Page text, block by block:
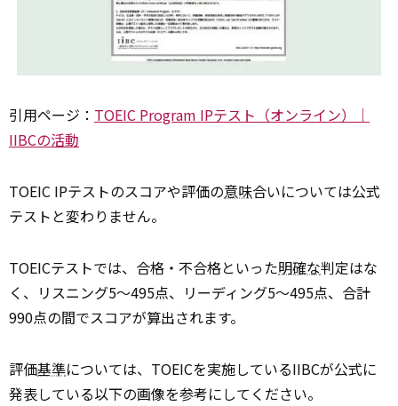
引用ページ： TOEIC Program IPテスト（オンライン）｜
IIBCの活動
TOEIC IPテストのスコアや評価の意味合いについては公式
テストと変わりません。
TOEICテストでは、合格・不合格といった明確な判定はな
く、リスニング5〜495点、リーディング5〜495点、合計
990点の間でスコアが算出されます。
評価基準については、TOEICを実施しているIIBCが公式に
発表している以下の画像を参考にしてください。